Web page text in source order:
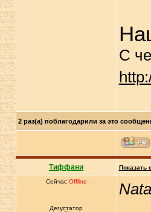
С
2 раз(а) поблагодарили за это
Тиффани Показать
Сейчас Offline
Дегустатор